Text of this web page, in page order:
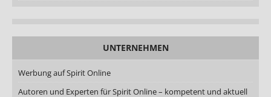
UNTERNEHMEN
Werbung auf Spirit Online
Autoren und Experten für Spirit Online – kompetent und aktuell